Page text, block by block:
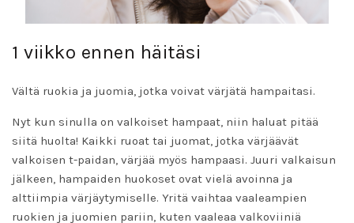
1 viikko ennen häitäsi
Vältä ruokia ja juomia, jotka voivat värjätä hampaitasi.
Nyt kun sinulla on valkoiset hampaat, niin haluat pitää
siitä huolta! Kaikki ruoat tai juomat, jotka värjäävät
valkoisen t-paidan, värjää myös hampaasi. Juuri valkaisun
jälkeen, hampaiden huokoset ovat vielä avoinna ja
alttiimpia värjäytymiselle. Yritä vaihtaa vaaleampien
ruokien ja juomien pariin, kuten vaaleaa valkoviiniä